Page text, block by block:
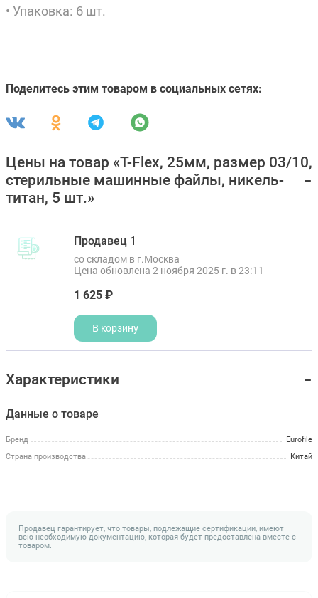
• Упаковка: 6 шт.
Поделитесь этим товаром в социальных сетях:
Цены на товар «T-Flex, 25мм, размер 03/10,
стерильные машинные файлы, никель-
титан, 5 шт.»
Продавец 1
со складом в г.Москва
Цена обновлена 2 ноября 2025 г. в 23:11
1 625 ₽
В корзину
Характеристики
Данные о товаре
Бренд
Eurofile
Страна производства
Китай
Продавец гарантирует, что товары, подлежащие сертификации, имеют
всю необходимую документацию, которая будет предоставлена вместе с
товаром.